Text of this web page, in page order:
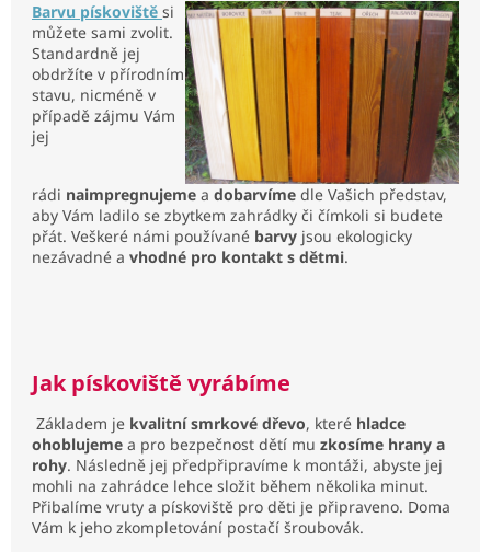
Barvu pískoviště si
můžete sami zvolit.
Standardně jej
obdržíte v přírodním
stavu, nicméně v
případě zájmu Vám
jej
rádi naimpregnujeme a dobarvíme dle Vašich představ,
aby Vám ladilo se zbytkem zahrádky či čímkoli si budete
přát. Veškeré námi používané barvy jsou ekologicky
nezávadné a vhodné pro kontakt s dětmi.
Jak pískoviště vyrábíme
Základem je kvalitní smrkové dřevo, které hladce
ohoblujeme a pro bezpečnost dětí mu zkosíme hrany a
rohy. Následně jej předpřipravíme k montáži, abyste jej
mohli na zahrádce lehce složit během několika minut.
Přibalíme vruty a pískoviště pro děti je připraveno. Doma
Vám k jeho zkompletování postačí šroubovák.